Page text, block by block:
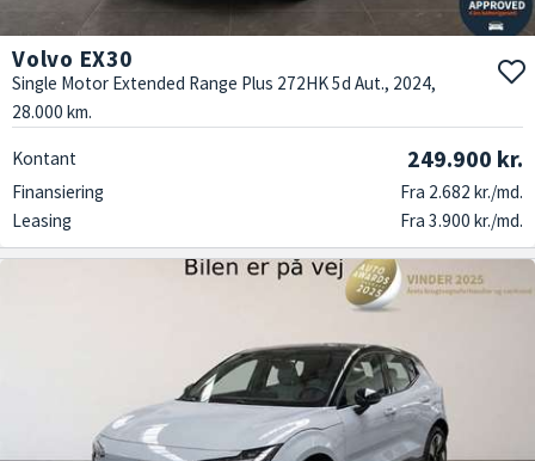
Volvo EX30
Single Motor Extended Range Plus 272HK 5d Aut., 2024,
28.000 km.
Kontant 249.900 kr.
Finansiering
Fra 2.682 kr./md.
Leasing
Fra 3.900 kr./md.